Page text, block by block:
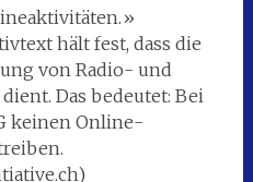
hält fest, dass die
von Radio- und
Das bedeutet: Bei
keinen Online-